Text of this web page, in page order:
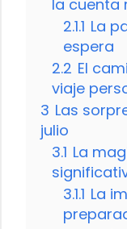
la cuenta
2.1.1 La
espera
2.2 El
viaje
3 Las
julio
3.1 La
3.1.1 La